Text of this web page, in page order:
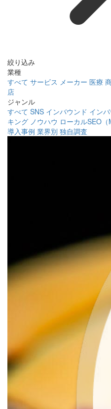
絞り込み
業種
すべて サービス メーカー 医療
店
ジャンル
すべて SNS インバウンド イン
キング ノウハウ ローカルSEO
導入事例 業界別 独自調査